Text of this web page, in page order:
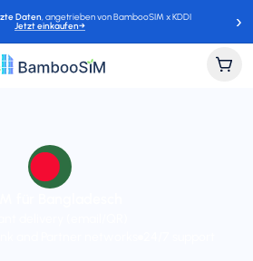
Daten, angetrieben von BambooSIM x KDDI
Jetzt einkaufen→ ›